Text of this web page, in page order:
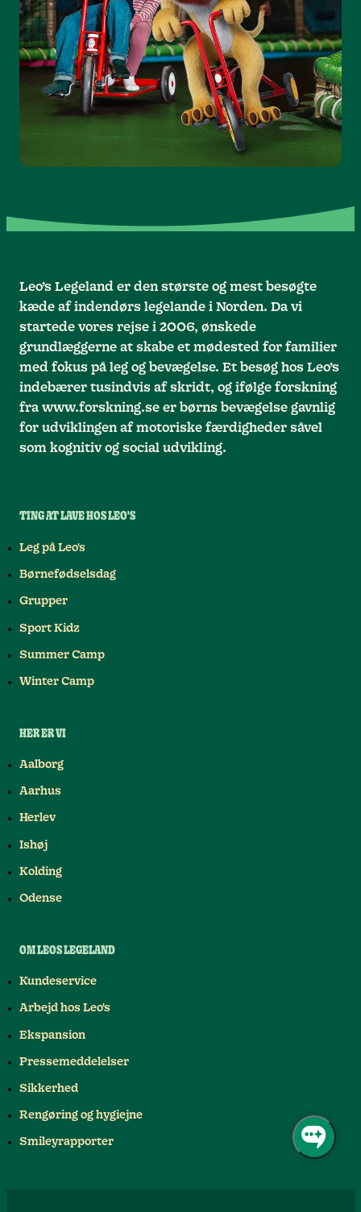
Leo’s Legeland er den største og mest besøgte
kæde af indendørs legelande i Norden. Da vi
startede vores rejse i 2006, ønskede
grundlæggerne at skabe et mødested for familier
med fokus på leg og bevægelse. Et besøg hos Leo’s
indebærer tusindvis af skridt, og ifølge forskning
fra www.forskning.se er børns bevægelse gavnlig
for udviklingen af motoriske færdigheder såvel
som kognitiv og social udvikling.
TING AT LAVE HOS LEO'S
Leg på Leo's
Børnefødselsdag
Grupper
Sport Kidz
Summer Camp
Winter Camp
HER ER VI
Aalborg
Aarhus
Herlev
Ishøj
Kolding
Odense
OM LEOS LEGELAND
Kundeservice
Arbejd hos Leo's
Ekspansion
Pressemeddelelser
Sikkerhed
Rengøring og hygiejne
Smileyrapporter